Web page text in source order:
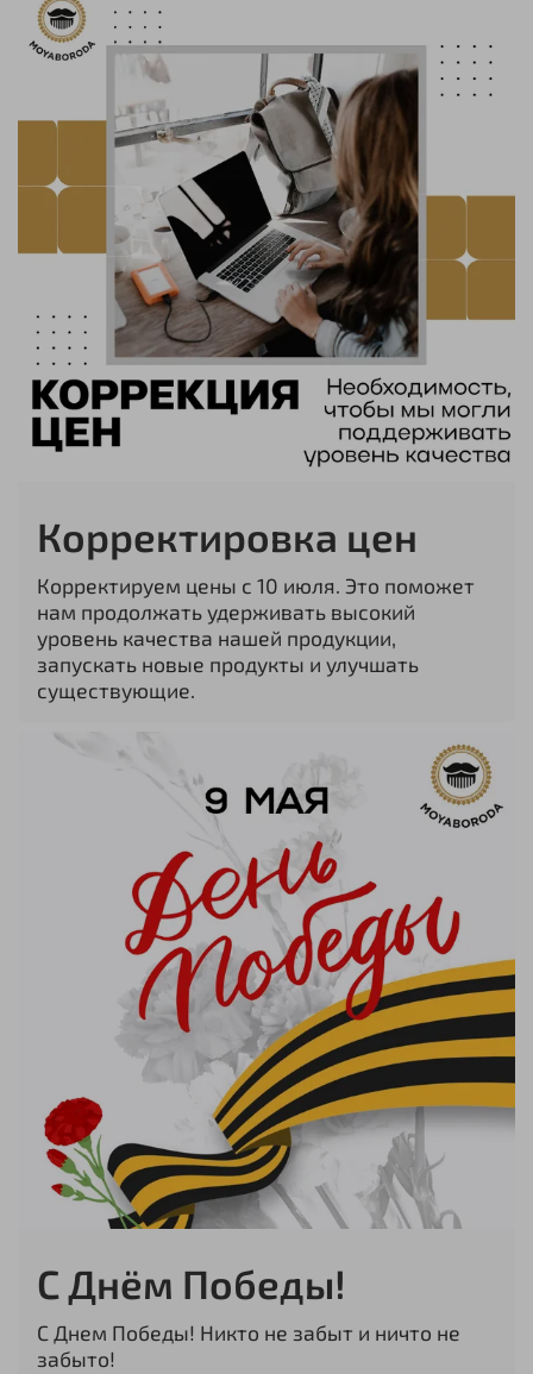
Корректировка цен
Корректируем цены с 10 июля. Это поможет
нам продолжать удерживать высокий
уровень качества нашей продукции,
запускать новые продукты и улучшать
существующие.
С Днём Победы!
С Днем Победы! Никто не забыт и ничто не
забыто!